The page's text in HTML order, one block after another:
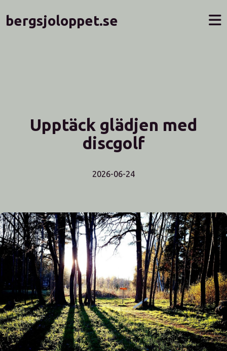
bergsjoloppet.se
Upptäck glädjen med
discgolf
2026-06-24